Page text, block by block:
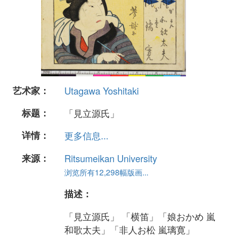
艺术家：
Utagawa Yoshitaki
标题：
「見立源氏」
详情：
更多信息...
来源：
Ritsumeikan University
浏览所有12,298幅版画...
描述：
「見立源氏」 「横笛」「娘おかめ 嵐
和歌太夫」「非人お松 嵐璃寛」